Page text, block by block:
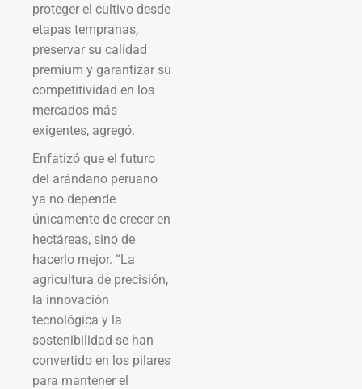
proteger el cultivo desde
etapas tempranas,
preservar su calidad
premium y garantizar su
competitividad en los
mercados más
exigentes, agregó.
Enfatizó que el futuro
del arándano peruano
ya no depende
únicamente de crecer en
hectáreas, sino de
hacerlo mejor. “La
agricultura de precisión,
la innovación
tecnológica y la
sostenibilidad se han
convertido en los pilares
para mantener el